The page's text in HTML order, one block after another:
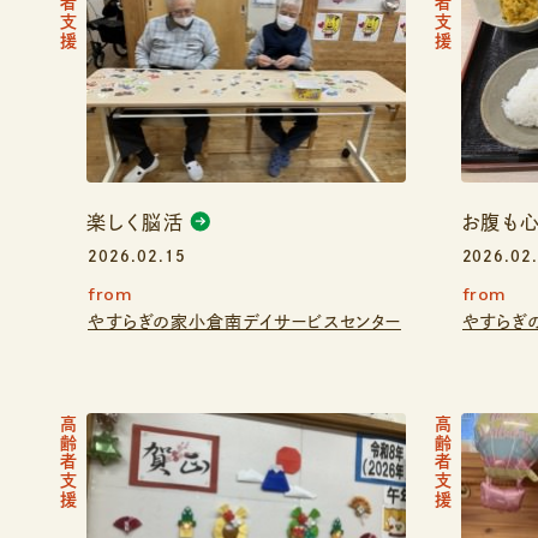
楽しく脳活
2026.02.15
from
やすらぎの家小倉南デイサービスセンター
お腹も
from
やすらぎ
高齢者支援 高齢者支援